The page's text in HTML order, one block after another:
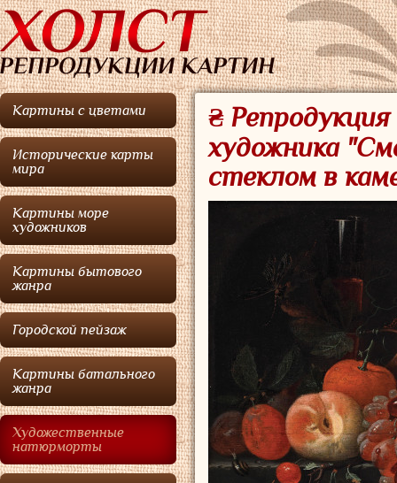
Картины с цветами
Исторические карты
мира
Картины море
художников
Картины бытового
жанра
Городской пейзаж
Картины батального
жанра
Художественные
натюрморты
₴
художника
стеклом в